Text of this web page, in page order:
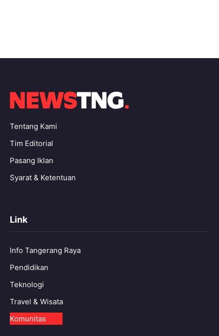
Tentang Kami
Tim Editorial
Pasang Iklan
Syarat & Ketentuan
Link
Info Tangerang Raya
Pendidikan
Teknologi
Travel & Wisata
Komunitas